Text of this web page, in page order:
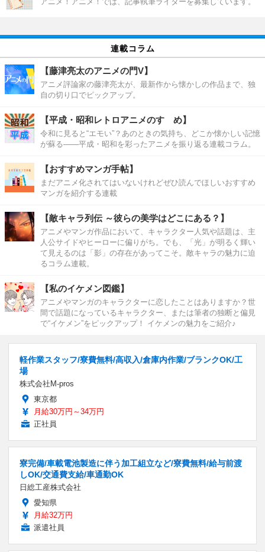
連載コラム
【藤津亮太のアニメの門V】
アニメ評論家の藤津亮太が、最新作から懐かしの作品まで、独
自の切り口でピックアップ。
【平成・昭和レトロアニメのすゝめ】
令和に見ると“エモい”？あのときの気持ち、どこか懐かしい記憶
が蘇る――平成・昭和を彩ったアニメを振り返る連載コラム。
【おすすめマンガ手帖】
まだアニメ化されてはいないけれどぜひ読んでほしいおすすめ
マンガを紹介する連載
【敵キャラ列伝 ～彼らの美学はどこにある？】
アニメやマンガ作品において、キャラクター人気や話題は、主
人公サイドやヒーローに偏りがち。でも、「光」が明るく輝い
て見えるのは「影」の存在があってこそ。敵キャラの魅力に迫
るコラム連載。
【私のイケメン図鑑】
アニメやマンガのキャラクターに恋したことはありますか？世
間で話題になっているキャラクター、または筆者の独断と偏見
で“イケメン”をピックアップ！ イケメンの魅力をご紹介♪
軽作業スタッフ/寮費無料/高収入/倉庫内作業/ブランクOK/工
場
株式会社M-pros
東京都
月給30万円～34万円
正社員
寮完備/車載電池製造に伴う加工組立など/寮費無料/給与前渡
しOK/交通費支給/車通勤OK
日総工産株式会社
愛知県
月給32万円
派遣社員